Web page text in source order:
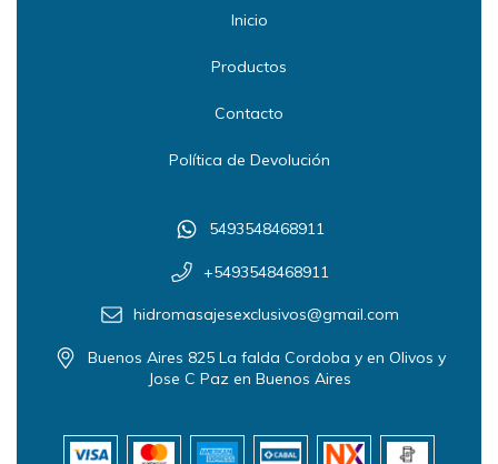
Inicio
Productos
Contacto
Política de Devolución
5493548468911
+5493548468911
hidromasajesexclusivos@gmail.com
Buenos Aires 825 La falda Cordoba y en Olivos y
Jose C Paz en Buenos Aires